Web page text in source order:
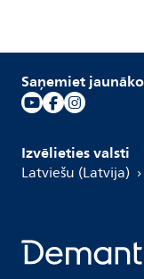
Saņemiet
Izvēlieties valsti
Latviešu (Latvija)